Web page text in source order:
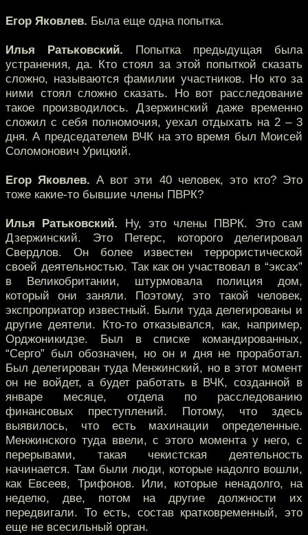
Егор Яковлев. Была еще одна попытка.
Илья Ратьковский. Попытка предыдущая была
устранения, да. Кто стоял за этой попыткой сказать
сложно, называются фамилии участников. Но кто за
ними стоял сложно сказать. Но вот расследование
такое производилось. Дзержинский даже временно
сложил с себя полномочия, уехал отдыхать на 2 – 3
дня. А председателем ВЧК на это время был Моисей
Соломонович Урицкий.
Егор Яковлев. А вот эти 40 человек, это кто? Это
тоже какие-то бывшие члены ПВРК?
Илья Ратьковский. Ну, это члены ПВРК. Это сам
Дзержинский. Это Петерс, которого делегировал
Свердлов. Он более известен террористической
своей деятельностью. Так как он участвовал в “эксах”
в Великобритании, штурмовала полиция дом,
который они заняли. Поэтому, это такой человек,
экспроприатор известный. Были туда делегированы и
другие деятели. Кто-то отказывался, как, например,
Орджоникидзе. Был в списке командированных,
“Серго” был обозначен, но он и дня не проработал.
Был делегирован туда Менжинский, но в этот момент
он не войдет, а будет работать в ВЧК, созданной в
январе месяце, отдела по расследованию
финансовых преступлений. Потому, что здесь
выявилось, что есть махинации определенные.
Менжинского туда ввели, с этого момента у него, с
перерывами, такая чекистская деятельность
начинается. Там были люди, которые надолго вошли,
как Евсеев, Трифонов. Или, которые ненадолго, на
неделю, две, потом на другие должности их
передвигали. То есть, состав кратковременный, это
еще не всесильный орган.